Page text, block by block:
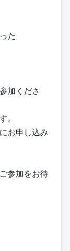
た
加くださ
。
お申し込み
参加をお待